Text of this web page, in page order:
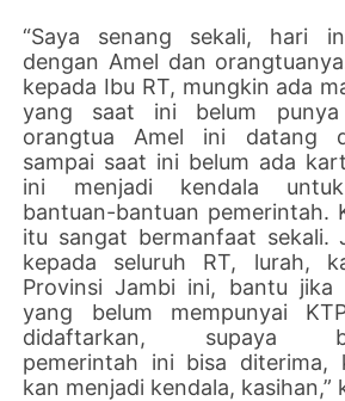
“Saya senang sekali, hari
dengan Amel dan
kepada Ibu RT, mungkin ada
yang saat ini belum punya
orangtua Amel ini datang
sampai saat ini belum ada
ini menjadi kendala untuk
bantuan-bantuan pemerintah.
itu sangat bermanfaat sekali.
kepada seluruh RT, lurah,
Provinsi Jambi ini, bantu jika
yang belum mempunyai
didaftarkan, supaya
pemerintah ini bisa diterima,
kan menjadi kendala, kasihan,”